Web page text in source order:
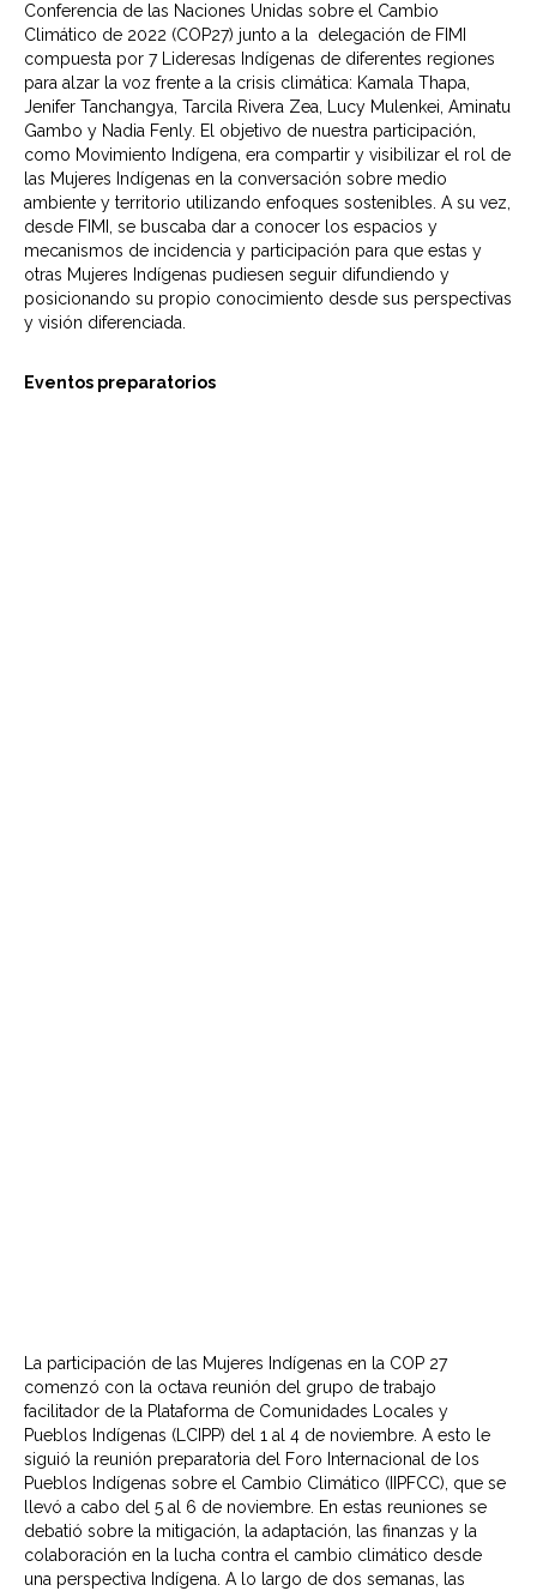
Conferencia de las Naciones Unidas sobre el Cambio
Climático de 2022 (COP27) junto a la delegación de FIMI
compuesta por 7 Lideresas Indígenas de diferentes regiones
para alzar la voz frente a la crisis climática: Kamala Thapa,
Jenifer Tanchangya, Tarcila Rivera Zea, Lucy Mulenkei, Aminatu
Gambo y Nadia Fenly. El objetivo de nuestra participación,
como Movimiento Indígena, era compartir y visibilizar el rol de
las Mujeres Indígenas en la conversación sobre medio
ambiente y territorio utilizando enfoques sostenibles. A su vez,
desde FIMI, se buscaba dar a conocer los espacios y
mecanismos de incidencia y participación para que estas y
otras Mujeres Indígenas pudiesen seguir difundiendo y
posicionando su propio conocimiento desde sus perspectivas
y visión diferenciada.
Eventos preparatorios
La participación de las Mujeres Indígenas en la COP 27
comenzó con la octava reunión del grupo de trabajo
facilitador de la Plataforma de Comunidades Locales y
Pueblos Indígenas (LCIPP) del 1 al 4 de noviembre. A esto le
siguió la reunión preparatoria del Foro Internacional de los
Pueblos Indígenas sobre el Cambio Climático (IIPFCC), que se
llevó a cabo del 5 al 6 de noviembre. En estas reuniones se
debatió sobre la mitigación, la adaptación, las finanzas y la
colaboración en la lucha contra el cambio climático desde
una perspectiva Indígena. A lo largo de dos semanas, las